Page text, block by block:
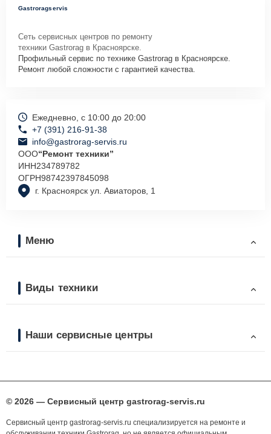
Gastroragservis
Сеть сервисных центров по ремонту
техники Gastrorag в Красноярске.
Профильный сервис по технике Gastrorag в Красноярске.
Ремонт любой сложности с гарантией качества.
г. Красноярск ул. Авиаторов, 1
Ежедневно, с 10:00 до 20:00
+7 (391) 216-91-38
info@gastrorag-servis.ru
ООО“Ремонт техники”
ИНН234789782
ОГРН98742397845098
Меню
Виды техники
Наши сервисные центры
© 2026 — Сервисный центр gastrorag-servis.ru
Сервисный центр gastrorag-servis.ru специализируется на ремонте и